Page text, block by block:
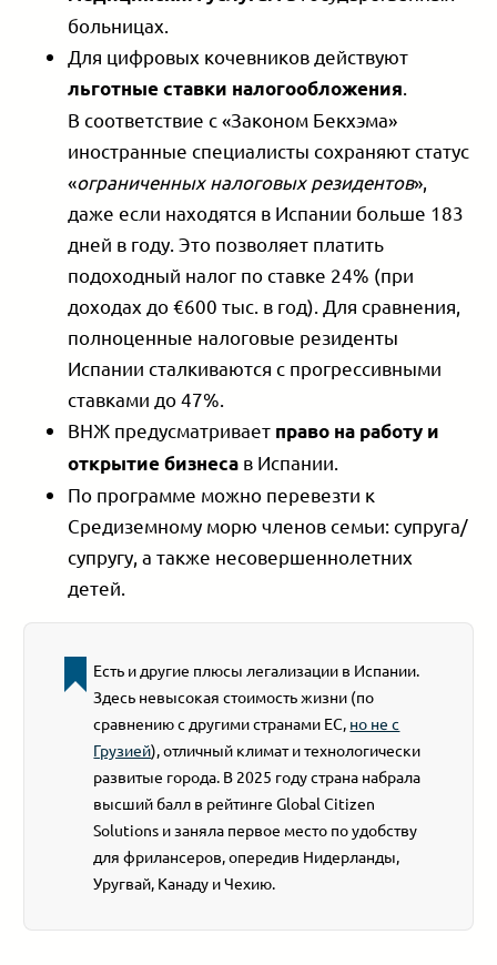
больницах.
Для цифровых кочевников действуют
льготные ставки налогообложения
В соответствие с «Законом Бекхэма»
иностранные специалисты сохраняют статус
«ограниченных налоговых резидентов»,
даже если находятся в Испании больше 183
дней в году. Это позволяет платить
подоходный налог по ставке 24% (при
доходах до €600 тыс. в год). Для сравнения,
полноценные налоговые резиденты
Испании сталкиваются с прогрессивными
ставками до 47%.
ВНЖ предусматривает право на работу и
открытие бизнеса в Испании.
По программе можно перевезти к
Средиземному морю членов семьи: супруга/
супругу, а также несовершеннолетних
детей.
Есть и другие плюсы легализации в Испании.
Здесь невысокая стоимость жизни (по
сравнению с другими странами ЕС, но не с
Грузией), отличный климат и технологически
развитые города. В 2025 году страна набрала
высший балл в рейтинге Global Citizen
Solutions и заняла первое место по удобству
для фрилансеров, опередив Нидерланды,
Уругвай, Канаду и Чехию.